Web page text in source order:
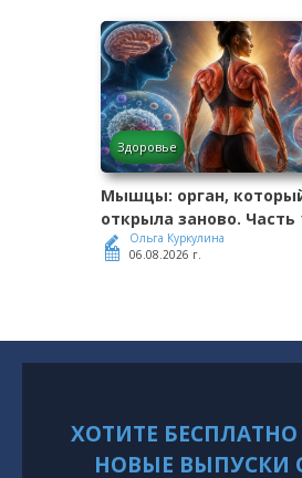
Здоровье
Мышцы: орган,
открыла заново. Часть
Ольга Куркулина
06.08.2026 г.
ХОТИТЕ
НОВЫЕ ВЫПУСКИ